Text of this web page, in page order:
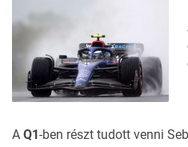
A Q1-ben részt tudott venni